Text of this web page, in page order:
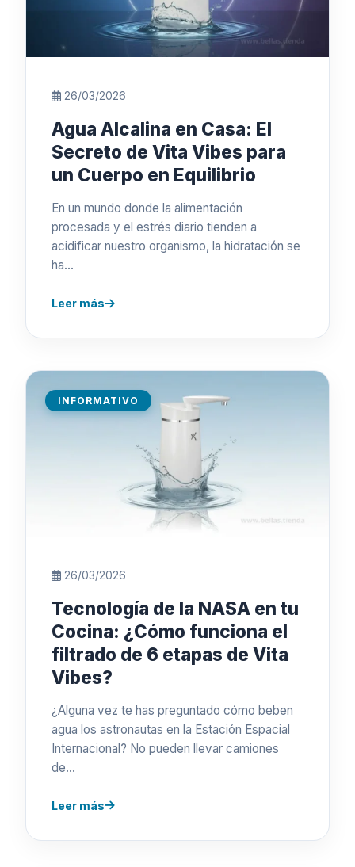
26/03/2026
Agua Alcalina en Casa: El
Secreto de Vita Vibes para
un Cuerpo en Equilibrio
En un mundo donde la alimentación
procesada y el estrés diario tienden a
acidificar nuestro organismo, la hidratación se
ha…
Leer más
INFORMATIVO
26/03/2026
Tecnología de la NASA en tu
Cocina: ¿Cómo funciona el
filtrado de 6 etapas de Vita
Vibes?
¿Alguna vez te has preguntado cómo beben
agua los astronautas en la Estación Espacial
Internacional? No pueden llevar camiones
de…
Leer más